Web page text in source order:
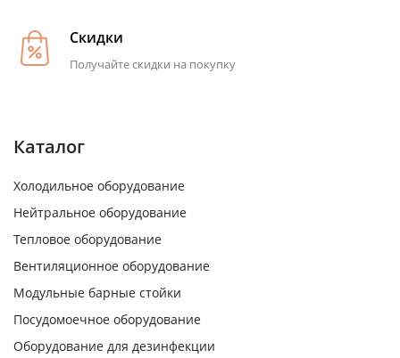
Скидки
Получайте скидки на покупку
Каталог
Холодильное оборудование
Нейтральное оборудование
Тепловое оборудование
Вентиляционное оборудование
Модульные барные стойки
Посудомоечное оборудование
Оборудование для дезинфекции